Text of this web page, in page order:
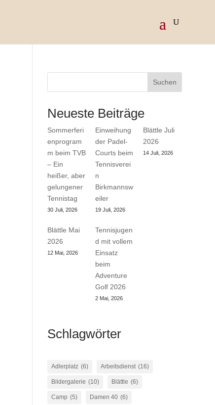
Suchen
Neueste Beiträge
Sommerferi
enprogram
m beim TVB
– Ein
heißer, aber
gelungener
Tennistag
30 Juli, 2026
Einweihung
der Padel-
Courts beim
Tennisverei
n
Birkmannsw
eiler
19 Juli, 2026
Blättle Juli
2026
14 Juli, 2026
Blättle Mai
2026
12 Mai, 2026
Tennisjugen
d mit vollem
Einsatz
beim
Adventure
Golf 2026
2 Mai, 2026
Schlagwörter
Adlerplatz (6) Arbeitsdienst (16)
Bildergalerie (10) Blättle (6)
Camp (5) Damen 40 (6)